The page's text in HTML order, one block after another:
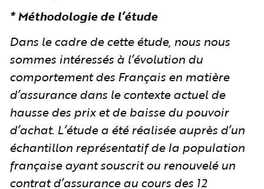
* Méthodologie de l’étude
Dans le cadre de cette étude, nous nous
sommes intéressés à l’évolution du
comportement des Français en matière
d’assurance dans le contexte actuel de
hausse des prix et de baisse du pouvoir
d’achat. L’étude a été réalisée auprès d’un
échantillon représentatif de la population
française ayant souscrit ou renouvelé un
contrat d’assurance au cours des 12